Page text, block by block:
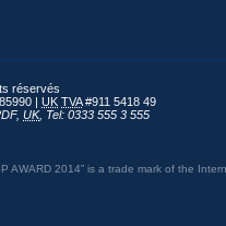
réservés
| UK TVA#911 5418 49
, UK, Tel: 0333 555 3 555
AWARD 2014” is a trade mark of the